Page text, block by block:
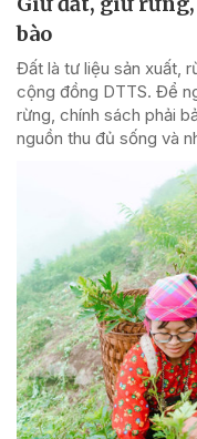
bào
Đất là tư liệu sản xuất,
cộng đồng DTTS. Để
rừng, chính sách phải
nguồn thu đủ sống và